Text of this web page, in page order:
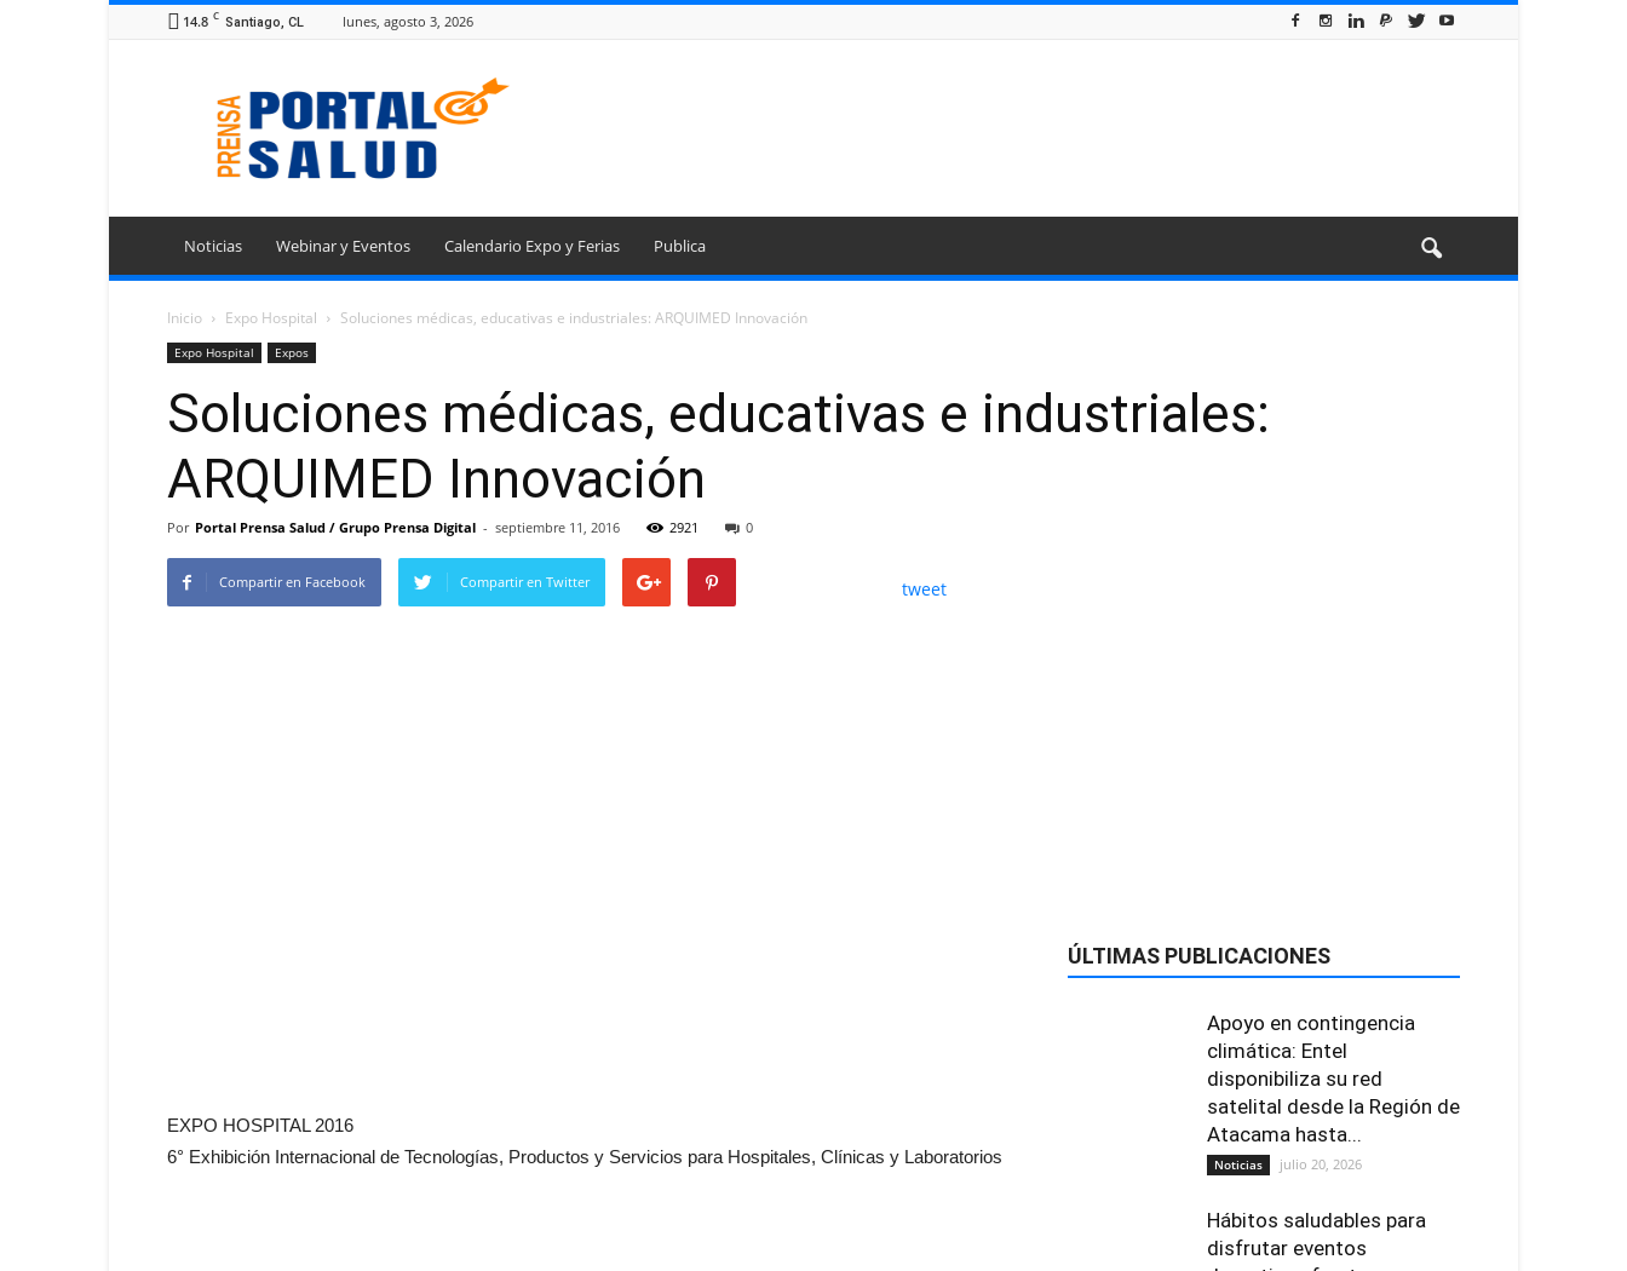
14.8 C Santiago, CL lunes, agosto 3, 2026
Portal
Prensa
Salud
Noticias Webinar y Eventos Calendario Expo y Ferias Publica
Inicio Expo Hospital Soluciones médicas, educativas e industriales: ARQUIMED Innovación
Expo Hospital Expos
Soluciones médicas, educativas e industriales:
ARQUIMED Innovación
Por Portal Prensa Salud / Grupo Prensa Digital - septiembre 11, 2016 2921 0
Compartir en Facebook Compartir en Twitter tweet
EXPO HOSPITAL 2016
6° Exhibición Internacional de Tecnologías, Productos y Servicios para Hospitales, Clínicas y Laboratorios
ÚLTIMAS PUBLICACIONES
Apoyo en contingencia
climática: Entel
disponibiliza su red
satelital desde la Región de
Atacama hasta...
Noticias julio 20, 2026
Hábitos saludables para
disfrutar eventos